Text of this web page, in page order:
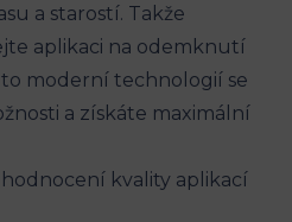
a starostí. Takže
aplikaci na odemknutí
moderní technologií se
a získáte maximální